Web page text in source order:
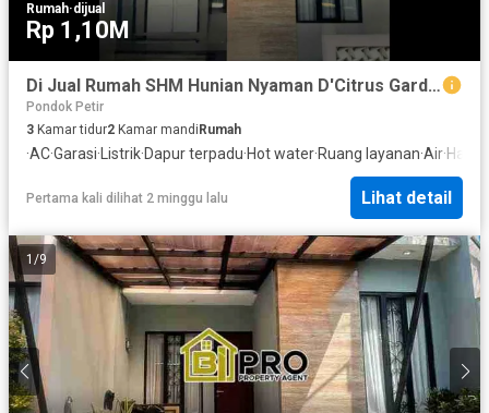
Rumah·dijual
Rp 1,10M
Di Jual Rumah SHM Hunian Nyaman D'Citrus Garden Pondok Petir, St
Pondok Petir
3 Kamar tidur2 Kamar mandiRumah
·AC·Garasi· Listrik·Dapur terpadu·Hot water·Ruang layanan·Air·
Pertama kali dilihat 2 minggu lalu Lihat detail
1 /9